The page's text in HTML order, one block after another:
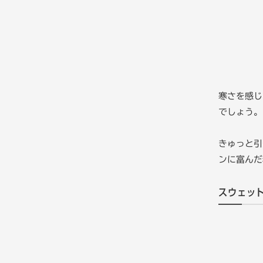
寒さを感
でしょう。
きゅっと
ンに富ん
スウェッ